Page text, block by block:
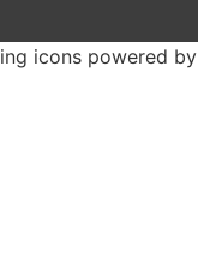
icons powered by